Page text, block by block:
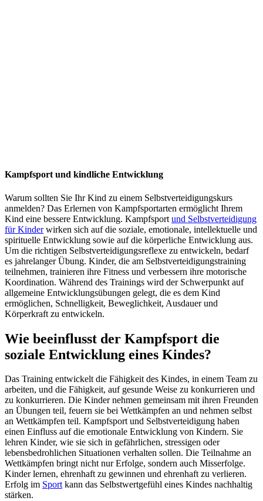
Kampfsport und kindliche Entwicklung
Warum sollten Sie Ihr Kind zu einem Selbstverteidigungskurs
anmelden? Das Erlernen von Kampfsportarten ermöglicht Ihrem
Kind eine bessere Entwicklung. Kampfsport und Selbstverteidigung
für Kinderwirken sich auf die soziale, emotionale, intellektuelle und
spirituelle Entwicklung sowie auf die körperliche Entwicklung aus.
Um die richtigen Selbstverteidigungsreflexe zu entwickeln, bedarf
es jahrelanger Übung. Kinder, die am Selbstverteidigungstraining
teilnehmen, trainieren ihre Fitness und verbessern ihre motorische
Koordination. Während des Trainings wird der Schwerpunkt auf
allgemeine Entwicklungsübungen gelegt, die es dem Kind
ermöglichen, Schnelligkeit, Beweglichkeit, Ausdauer und
Körperkraft zu entwickeln.
Wie beeinflusst der Kampfsport die
soziale Entwicklung eines Kindes?
Das Training entwickelt die Fähigkeit des Kindes, in einem Team zu
arbeiten, und die Fähigkeit, auf gesunde Weise zu konkurrieren und
zu konkurrieren. Die Kinder nehmen gemeinsam mit ihren Freunden
an Übungen teil, feuern sie bei Wettkämpfen an und nehmen selbst
an Wettkämpfen teil. Kampfsport und Selbstverteidigung haben
einen Einfluss auf die emotionale Entwicklung von Kindern. Sie
lehren Kinder, wie sie sich in gefährlichen, stressigen oder
lebensbedrohlichen Situationen verhalten sollen. Die Teilnahme an
Wettkämpfen bringt nicht nur Erfolge, sondern auch Misserfolge.
Kinder lernen, ehrenhaft zu gewinnen und ehrenhaft zu verlieren.
Erfolg im Sportkann das Selbstwertgefühl eines Kindes nachhaltig
stärken.